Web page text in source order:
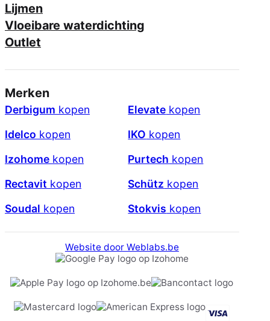
Lijmen
Vloeibare waterdichting
Outlet
Merken
Derbigum kopen Elevate kopen
Idelco kopen IKO kopen
Izohome kopen Purtech kopen
Rectavit kopen Schütz kopen
Soudal kopen Stokvis kopen
Website door Weblabs.be